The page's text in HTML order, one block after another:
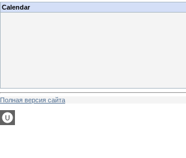
Calendar
Полная версия сайта